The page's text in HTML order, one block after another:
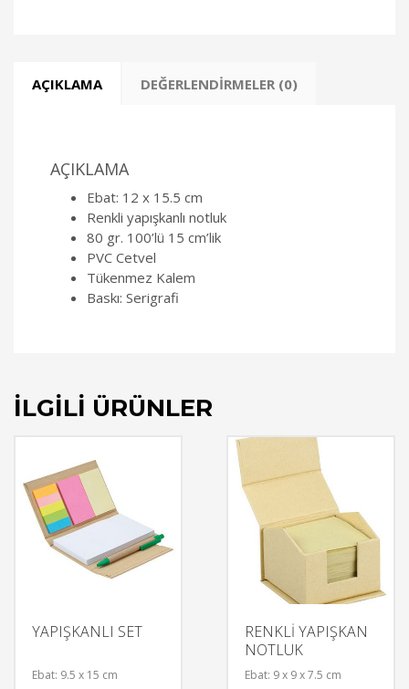
AÇIKLAMA DEĞERLENDIRMELER (0)
AÇIKLAMA
Ebat: 12 x 15.5 cm
Renkli yapışkanlı notluk
80 gr. 100’lü 15 cm’lik
PVC Cetvel
Tükenmez Kalem
Baskı: Serigrafi
İLGILI ÜRÜNLER
YAPIŞKANLI SET
Ebat: 9.5 x 15 cm
RENKLİ YAPIŞKAN
NOTLUK
Ebat: 9 x 9 x 7.5 cm